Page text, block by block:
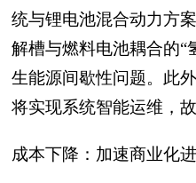
统与锂电池混合动力方
解槽与燃料电池耦合的“
生能源间歇性问题。此
将实现系统智能运维，
成本下降：加速商业化